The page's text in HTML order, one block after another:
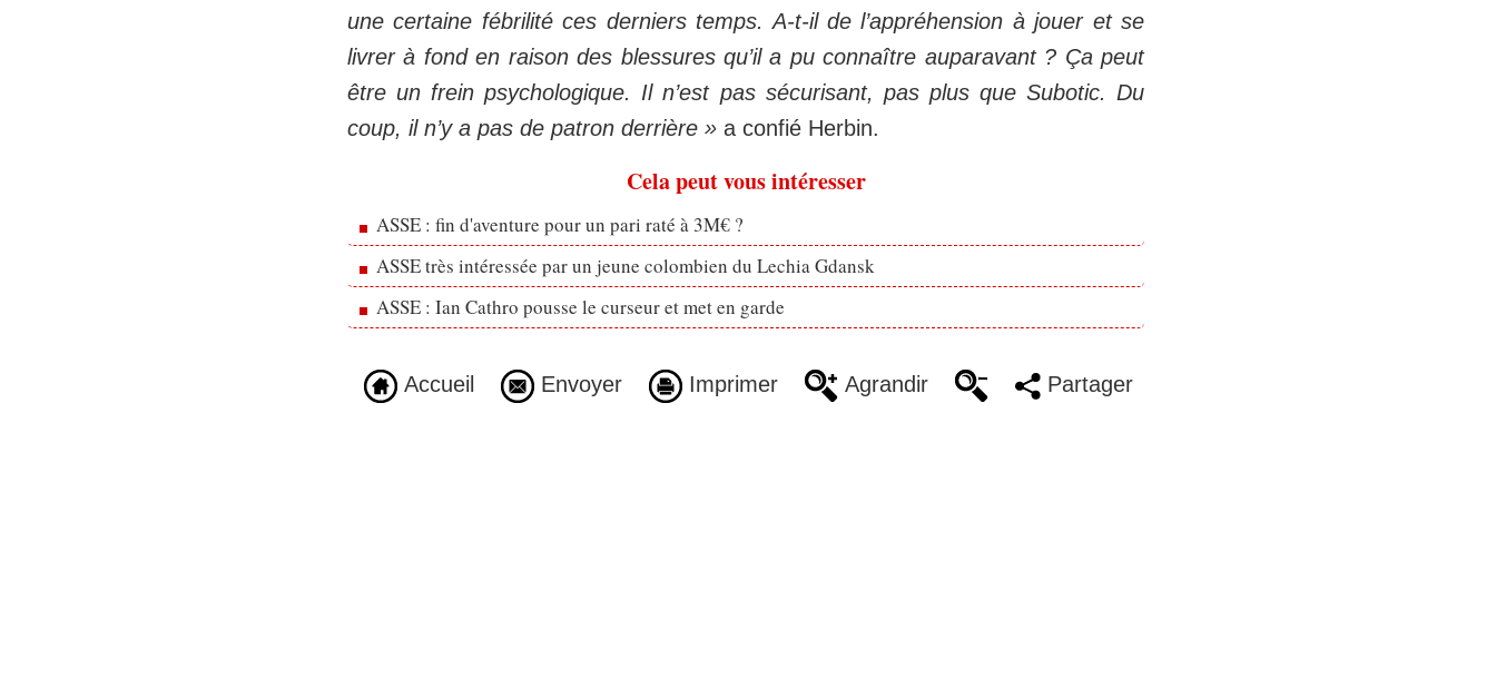
une certaine fébrilité ces derniers temps. A-t-il de l’appréhension à jouer et se
livrer à fond en raison des blessures qu’il a pu connaître auparavant ? Ça peut
être un frein psychologique. Il n’est pas sécurisant, pas plus que Subotic. Du
coup, il n’y a pas de patron derrière » a confié Herbin.
Cela peut vous intéresser
ASSE : fin d'aventure pour un pari raté à 3M€ ?
ASSE très intéressée par un jeune colombien du Lechia Gdansk
ASSE : Ian Cathro pousse le curseur et met en garde
Accueil Envoyer Imprimer Agrandir Partager